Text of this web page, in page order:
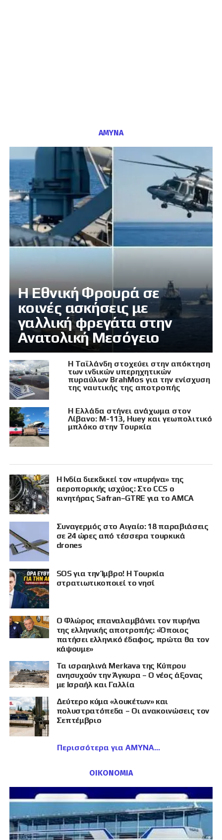
ΑΜΥΝΑ
Η Εθνική Φρουρά σε
κοινές ασκήσεις με
γαλλική φρεγάτα στην
Ανατολική Μεσόγειο
Η Ταϊλάνδη στοχεύει στην απόκτηση
των ινδικών υπερηχητικών
πυραύλων BrahMos για την ενίσχυση
της ναυτικής της αποτροπής
Η Ελλάδα στήνει ανάχωμα στον
Λίβανο: M-113, Huey και γεωπολιτικό
μπλόκο στην Τουρκία
Η Ινδία διεκδικεί τον «πυρήνα» της
αεροπορικής ισχύος: Στο CCS ο
κινητήρας Safran–GTRE για το AMCA
Συναγερμός στο Αιγαίο: 18 παραβιάσεις
σε 24 ώρες από τέσσερα τουρκικά
drones
SOS για την Ίμβρο! Η Τουρκία
στρατιωτικοποιεί το νησί
Ο Φλώρος επαναλαμβάνει τον πυρήνα
της ελληνικής αποτροπής: «Όποιος
πατήσει ελληνικό έδαφος, πρώτα θα τον
κάψουμε»
Τα ισραηλινά Merkava της Κύπρου
ανησυχούν την Άγκυρα – Ο νέος άξονας
με Ισραήλ και Γαλλία
Δεύτερο κύμα «λουκέτων» και
πολυστρατόπεδα – Οι ανακοινώσεις τον
Σεπτέμβριο
Περισσότερα για ΑΜΥΝΑ
ΟΙΚΟΝΟΜΙΑ